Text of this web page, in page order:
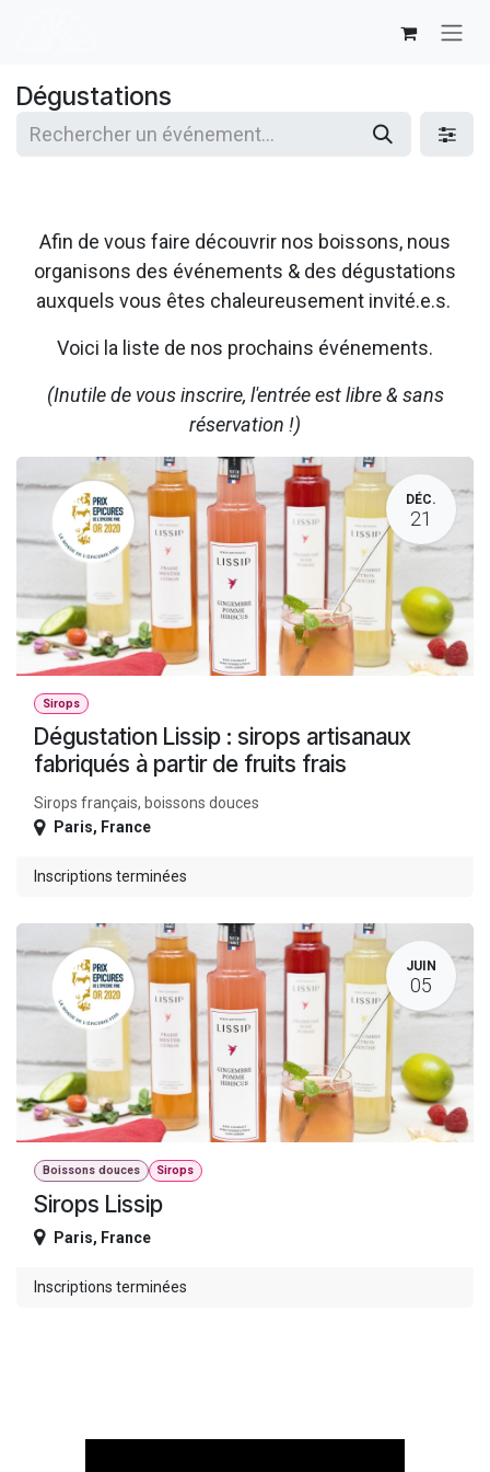
Dégustations
Afin de vous faire découvrir nos boissons, nous
organisons des événements & des dégustations
auxquels vous êtes chaleureusement invité.e.s.
Voici la liste de nos prochains événements.
(Inutile de vous inscrire, l'entrée est libre & sans
réservation !)
DÉC.
21
Sirops
Dégustation Lissip : sirops artisanaux
fabriqués à partir de fruits frais
Sirops français, boissons douces
Paris, France
Inscriptions terminées
JUIN
05
Boissons douces Sirops
Sirops Lissip
Paris, France
Inscriptions terminées